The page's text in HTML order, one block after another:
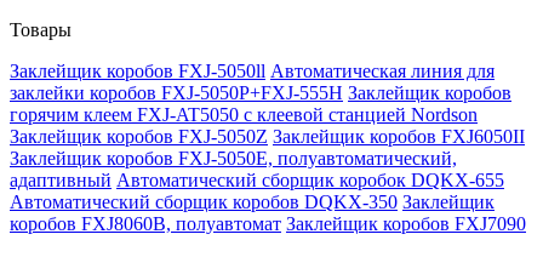
Товары
Заклейщик коробов FXJ-5050ll Автоматическая линия для
заклейки коробов FXJ-5050P+FXJ-555H Заклейщик коробов
горячим клеем FXJ-AT5050 с клеевой станцией Nordson
Заклейщик коробов FXJ-5050Z Заклейщик коробов FXJ6050II
Заклейщик коробов FXJ-5050E, полуавтоматический,
адаптивный Автоматический сборщик коробок DQKX-655
Автоматический сборщик коробов DQKX-350 Заклейщик
коробов FXJ8060B, полуавтомат Заклейщик коробов FXJ7090